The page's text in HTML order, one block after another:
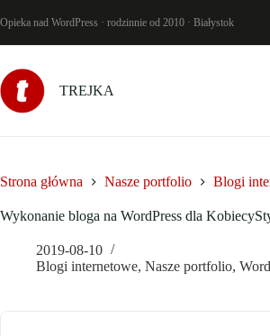
do
Opieka nad WordPress · rodzinnie od 2010 · Białystok
TREJKA
Strona główna Nasze portfolio Blogi
Wykonanie bloga na WordPress dla
2019-08-10
Blogi internetowe, Nasze portfolio,